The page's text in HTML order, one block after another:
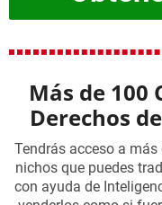
Más de 100
Derechos
Tendrás acceso a
nichos que puedes
con ayuda de